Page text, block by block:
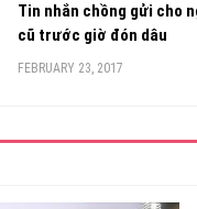
Tin nhắn chồng gửi cho
cũ trước giờ đón dâu
FEBRUARY 23, 2017